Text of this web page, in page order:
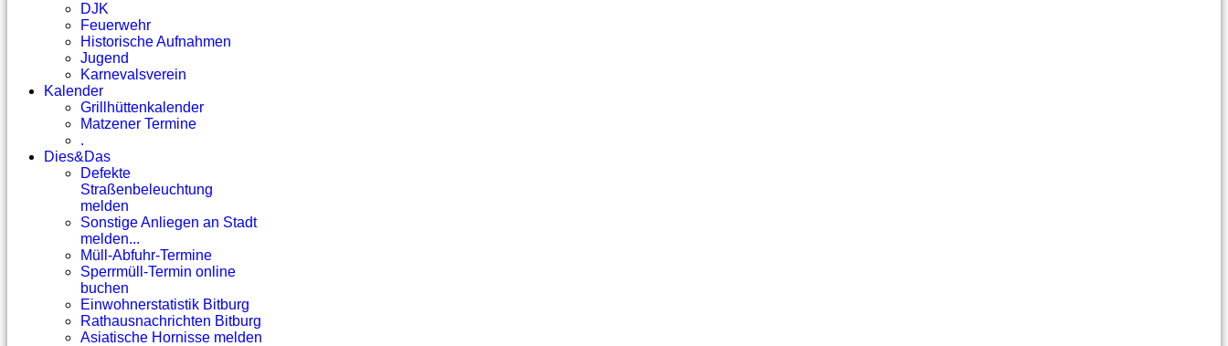
DJK
Feuerwehr
Historische Aufnahmen
Jugend
Karnevalsverein
Kalender
Grillhüttenkalender
Matzener Termine
.
Dies&Das
Defekte
Straßenbeleuchtung
melden
Sonstige Anliegen an Stadt
melden...
Müll-Abfuhr-Termine
Sperrmüll-Termin online
buchen
Einwohnerstatistik Bitburg
Rathausnachrichten Bitburg
Asiatische Hornisse melden